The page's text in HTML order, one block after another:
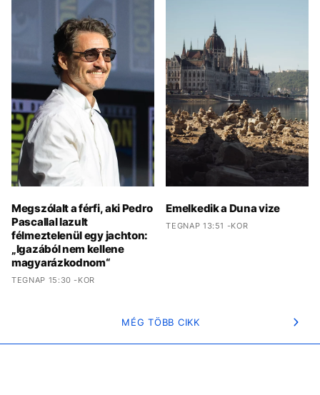
Megszólalt a férfi, aki Pedro
Pascallal lazult
félmeztelenül egy jachton:
„Igazából nem kellene
magyarázkodnom“
TEGNAP 15:30 -KOR
Emelkedik a Duna vize
TEGNAP 13:51 -KOR
MÉG TÖBB CIKK